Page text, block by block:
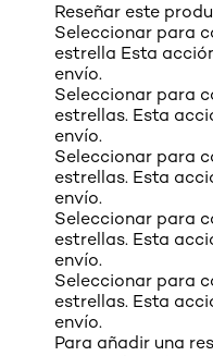
Reseñar este
Seleccionar para
estrella Esta
envío.
Seleccionar para
estrellas. Esta
envío.
Seleccionar para
estrellas. Esta
envío.
Seleccionar para
estrellas. Esta
envío.
Seleccionar para
estrellas. Esta
envío.
Para añadir una